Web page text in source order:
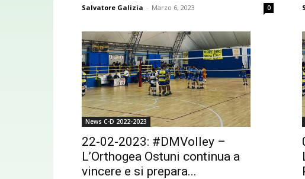
Salvatore Galizia - Marzo 6, 2023 0
News C-D 2022-2023
22-02-2023: #DMVolley –
L’Orthogea Ostuni continua a
vincere e si prepara...